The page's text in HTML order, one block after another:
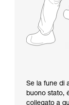
Se la fune di
buono stato,